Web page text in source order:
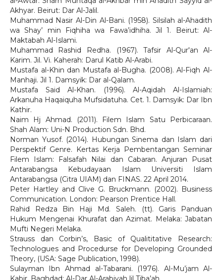
Akhyar. Beirut: Dar Al-Jalil.
Muhammad Nasir Al-Din Al-Bani. (1958). Silsilah al-Ahadith
wa Shay’ min Fiqhiha wa Fawa’idhiha. Jil 1. Beirut: Al-
Maktabah Al-Islami.
Muhammad Rashid Redha. (1967). Tafsir Al-Qur'an Al-
Karim. Jil. Vi. Kaherah: Darul Katib Al-Arabi.
Mustafa al-Khin dan Mustafa al-Bugha. (2008). Al-Fiqh Al-
Manhaji. Jil 1. Damsyik: Dar al-Qalam.
Mustafa Said Al-Khan. (1996). Al-Aqidah Al-Islamiah:
Arkanuha Haqaiquha Mufsidatuha. Cet. 1. Damsyik: Dar Ibn
Kathir.
Naim Hj Ahmad. (2011). Filem Islam Satu Perbicaraan.
Shah Alam: Uni-N Production Sdn. Bhd.
Norman Yusof. (2014). Hubungan Sinema dan Islam dari
Perspektif Genre. Kertas Kerja Pembentangan Seminar
Filem Islam: Falsafah Nilai dan Cabaran. Anjuran Pusat
Antarabangsa Kebudayaan Islam Universiti Islam
Antarabangsa (Citra UIAM) dan FINAS. 22 April 2014.
Peter Hartley and Clive G. Bruckmann. (2002). Business
Communication. London: Pearson Prentice Hall.
Rahid Redza Bin Haji Md. Saleh. (tt). Garis Panduan
Hukum Mengenai Khurafat dan Azimat. Melaka: Jabatan
Mufti Negeri Melaka.
Strauss dan Corbin’s, Basic of Qualititative Research:
Technologues and Procedurse for Developing Grounded
Theory, (USA: Sage Publication, 1998).
Sulayman Ibn Ahmad al-Tabarani. (1976). Al-Mu’jam Al-